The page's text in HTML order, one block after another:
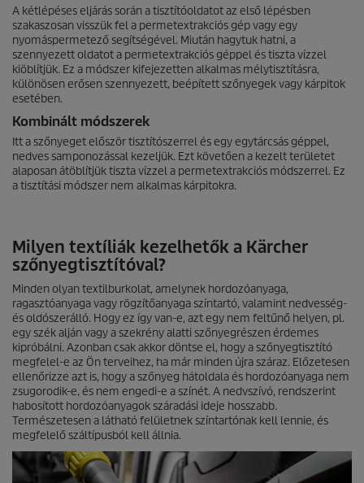
A kétlépéses eljárás során a tisztítóoldatot az első lépésben
szakaszosan visszük fel a permetextrakciós gép vagy egy
nyomáspermetező segítségével. Miután hagytuk hatni, a
szennyezett oldatot a permetextrakciós géppel és tiszta vízzel
kiöblítjük. Ez a módszer kifejezetten alkalmas mélytisztításra,
különösen erősen szennyezett, beépített szőnyegek vagy kárpitok
esetében.
Kombinált módszerek
Itt a szőnyeget először tisztítószerrel és egy egytárcsás géppel,
nedves samponozással kezeljük. Ezt követően a kezelt területet
alaposan átöblítjük tiszta vízzel a permetextrakciós módszerrel. Ez
a tisztítási módszer nem alkalmas kárpitokra.
Milyen textíliák kezelhetők a Kärcher
szőnyegtisztítóval?
Minden olyan textilburkolat, amelynek hordozóanyaga,
ragasztóanyaga vagy rögzítőanyaga színtartó, valamint nedvesség-
és oldószerálló. Hogy ez így van-e, azt egy nem feltűnő helyen, pl.
egy szék alján vagy a szekrény alatti szőnyegrészen érdemes
kipróbálni. Azonban csak akkor döntse el, hogy a szőnyegtisztító
megfelel-e az Ön terveihez, ha már minden újra száraz. Előzetesen
ellenőrizze azt is, hogy a szőnyeg hátoldala és hordozóanyaga nem
zsugorodik-e, és nem engedi-e a színét. A nedvszívó, rendszerint
habosított hordozóanyagok száradási ideje hosszabb.
Természetesen a látható felületnek színtartónak kell lennie, és
megfelelő száltípusból kell állnia.